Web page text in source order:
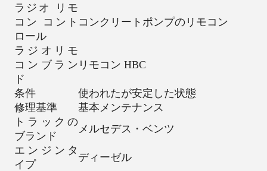
ラジオ リモ
コン コント
ロール
コンクリートポンプのリモコン
ラジオリモ
コンブラン
ド
リモコン HBC
条件
使われたが安定した状態
修理基準
基本メンテナンス
トラックの
ブランド
メルセデス・ベンツ
エンジンタ
イプ
ディーゼル